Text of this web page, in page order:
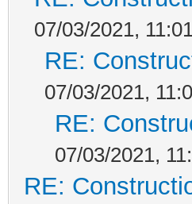
07/03/2021,
RE:
07/03/2021,
RE:
07/03/2021,
RE: